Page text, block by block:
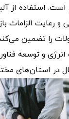
ملی و رعایت الزامات
را تضمین می‌کند.
و توسعه
در استان‌های